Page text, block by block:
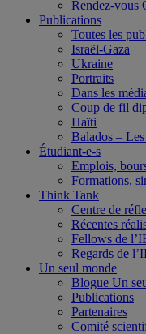
Rendez-vous
Publications
Toutes les
Israël-Gaza
Ukraine
Portraits
Dans les
Coup de fil
Haïti
Balados –
Étudiant-e-s
Emplois,
Formations,
Think Tank
Centre de
Récentes
Fellows de
Regards de
Un seul monde
Blogue Un
Publications
Partenaires
Comité